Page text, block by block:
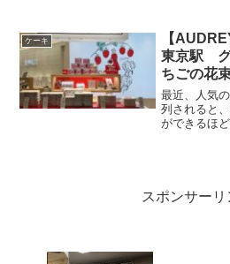
リーズナブ
ートイン...
ケーキ
【
東京駅 グ
ちごの花
お土産！
最近、人気
列されると
ができるほ
スポンサーリ